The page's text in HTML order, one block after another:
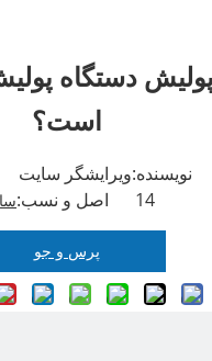
پولیش دستگاه
است؟
14 اصل و نسب:
پرس و جو